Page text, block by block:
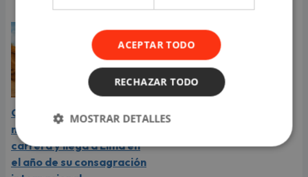
Carín León está en el
mejor momento de su
carrera y llega a Lima en
el año de su consagración
ACEPTAR TODO
RECHAZAR TODO
MOSTRAR DETALLES